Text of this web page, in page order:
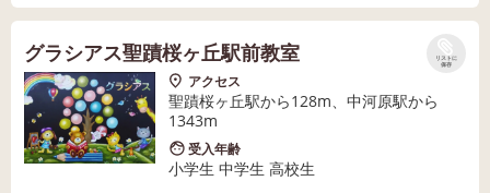
リストに
保存
グラシアス聖蹟桜ヶ丘駅前教室
アクセス
聖蹟桜ヶ丘駅から128m、中河原駅から
1343m
受入年齢
小学生 中学生 高校生